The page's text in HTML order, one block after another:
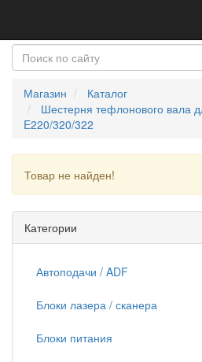
Магазин
Каталог
Шестерня тефлонового вала
E220/320/322
Товар не найден!
Категории
Автоподачи / ADF
Блоки лазера / сканера
Блоки питания